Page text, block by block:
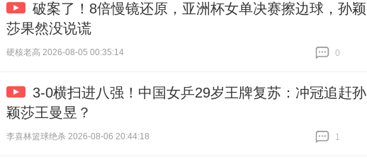
破案了！8倍慢镜还原，亚洲杯女单决赛擦边球，孙颖
莎果然没说谎
硬核老高 2026-08-05 00:35:14
0
3-0横扫进八强！中国女乒29岁王牌复苏：冲冠追赶孙
颖莎王曼昱？
李喜林篮球绝杀 2026-08-06 20:44:18
1